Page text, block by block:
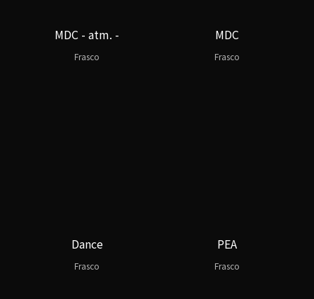
MDC - atm. -
Frasco
MDC
Frasco
Dance
Frasco
PEA
Frasco